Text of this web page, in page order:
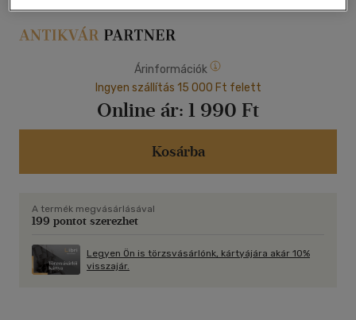
Árinformációk
Ingyen szállítás 15 000 Ft felett
Online ár: 1 990 Ft
Kosárba
A termék megvásárlásával
199 pontot szerezhet
Legyen Ön is törzsvásárlónk, kártyájára akár 10%
visszajár.